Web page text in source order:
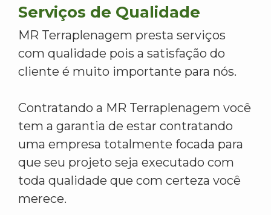
Serviços de Qualidade
MR Terraplenagem presta serviços
com qualidade pois a satisfação do
cliente é muito importante para nós.
Contratando a MR Terraplenagem você
tem a garantia de estar contratando
uma empresa totalmente focada para
que seu projeto seja executado com
toda qualidade que com certeza você
merece.